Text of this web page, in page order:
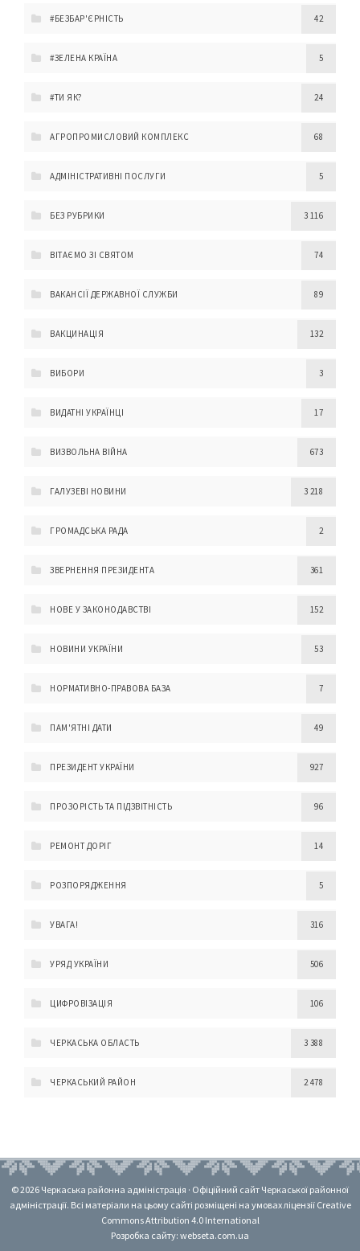
#БЕЗБАР'ЄРНІСТЬ 42
#ЗЕЛЕНА КРАЇНА 5
#ТИ ЯК? 24
АГРОПРОМИСЛОВИЙ КОМПЛЕКС 68
АДМІНІСТРАТИВНІ ПОСЛУГИ 5
БЕЗ РУБРИКИ 3 116
ВІТАЄМО ЗІ СВЯТОМ 74
ВАКАНСІЇ ДЕРЖАВНОЇ СЛУЖБИ 89
ВАКЦИНАЦІЯ 132
ВИБОРИ 3
ВИДАТНІ УКРАЇНЦІ 17
ВИЗВОЛЬНА ВІЙНА 673
ГАЛУЗЕВІ НОВИНИ 3 218
ГРОМАДСЬКА РАДА 2
ЗВЕРНЕННЯ ПРЕЗИДЕНТА 361
НОВЕ У ЗАКОНОДАВСТВІ 152
НОВИНИ УКРАЇНИ 53
НОРМАТИВНО-ПРАВОВА БАЗА 7
ПАМ'ЯТНІ ДАТИ 49
ПРЕЗИДЕНТ УКРАЇНИ 927
ПРОЗОРІСТЬ ТА ПІДЗВІТНІСТЬ 96
РЕМОНТ ДОРІГ 14
РОЗПОРЯДЖЕННЯ 5
УВАГА! 316
УРЯД УКРАЇНИ 506
ЦИФРОВІЗАЦІЯ 106
ЧЕРКАСЬКА ОБЛАСТЬ 3 388
ЧЕРКАСЬКИЙ РАЙОН 2 478
© 2026 Черкаська районна адміністрація · Офіційний сайт Черкаської районної
адміністрації. Всі матеріали на цьому сайті розміщені на умовах ліцензії Creative
Commons Attribution 4.0 International
Розробка сайту: webseta.com.ua